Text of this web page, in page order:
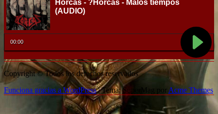
Copyright © Todos los derechos reservados
Funciona gracias a WordPress |Tema: SuperMag porAcme Themes